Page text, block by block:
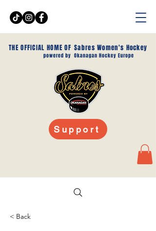
THE OFFICIAL HOME OF
powered by
Sabres Women's Hockey
Okanagan Hockey Europe
Support
< Back